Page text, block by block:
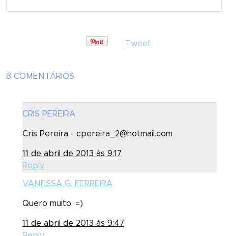
Tweet
8 COMENTÁRIOS
CRIS PEREIRA
Cris Pereira - cpereira_2@hotmail.com
11 de abril de 2013 às 9:17
Reply
VANESSA G. FERREIRA
Quero muito. =)
11 de abril de 2013 às 9:47